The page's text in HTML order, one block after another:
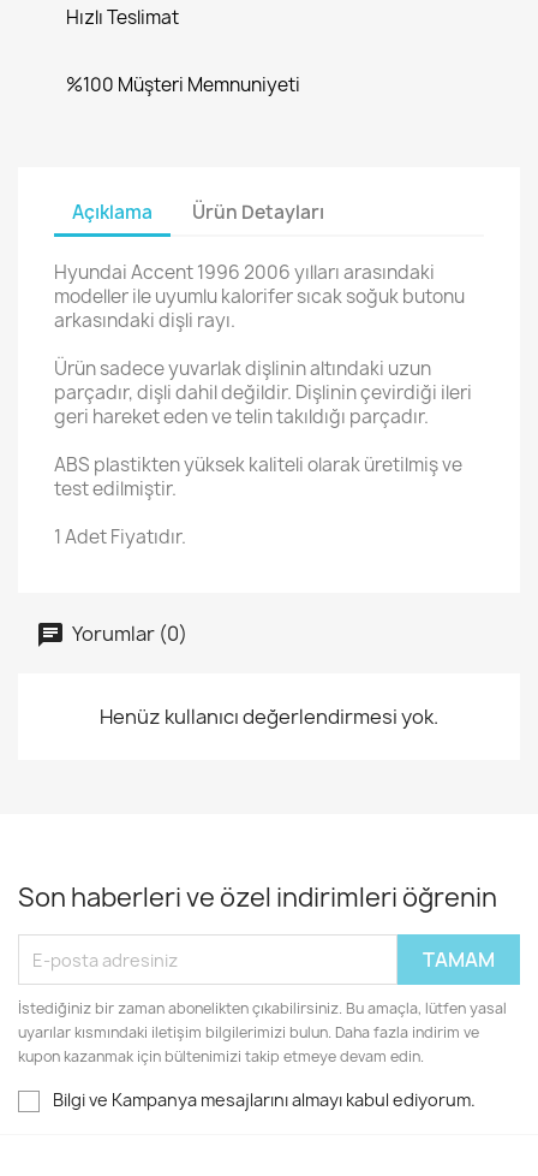
Hızlı Teslimat
%100 Müşteri Memnuniyeti
Açıklama Ürün Detayları
Hyundai Accent 1996 2006 yılları arasındaki
modeller ile uyumlu kalorifer sıcak soğuk butonu
arkasındaki dişli rayı.
Ürün sadece yuvarlak dişlinin altındaki uzun
parçadır, dişli dahil değildir. Dişlinin çevirdiği ileri
geri hareket eden ve telin takıldığı parçadır.
ABS plastikten yüksek kaliteli olarak üretilmiş ve
test edilmiştir.
1 Adet Fiyatıdır.
Yorumlar (0)
Henüz kullanıcı değerlendirmesi yok.
Son haberleri ve özel indirimleri öğrenin
İstediğiniz bir zaman abonelikten çıkabilirsiniz. Bu amaçla, lütfen yasal
uyarılar kısmındaki iletişim bilgilerimizi bulun. Daha fazla indirim ve
kupon kazanmak için bültenimizi takip etmeye devam edin.
Bilgi ve Kampanya mesajlarını almayı kabul ediyorum.